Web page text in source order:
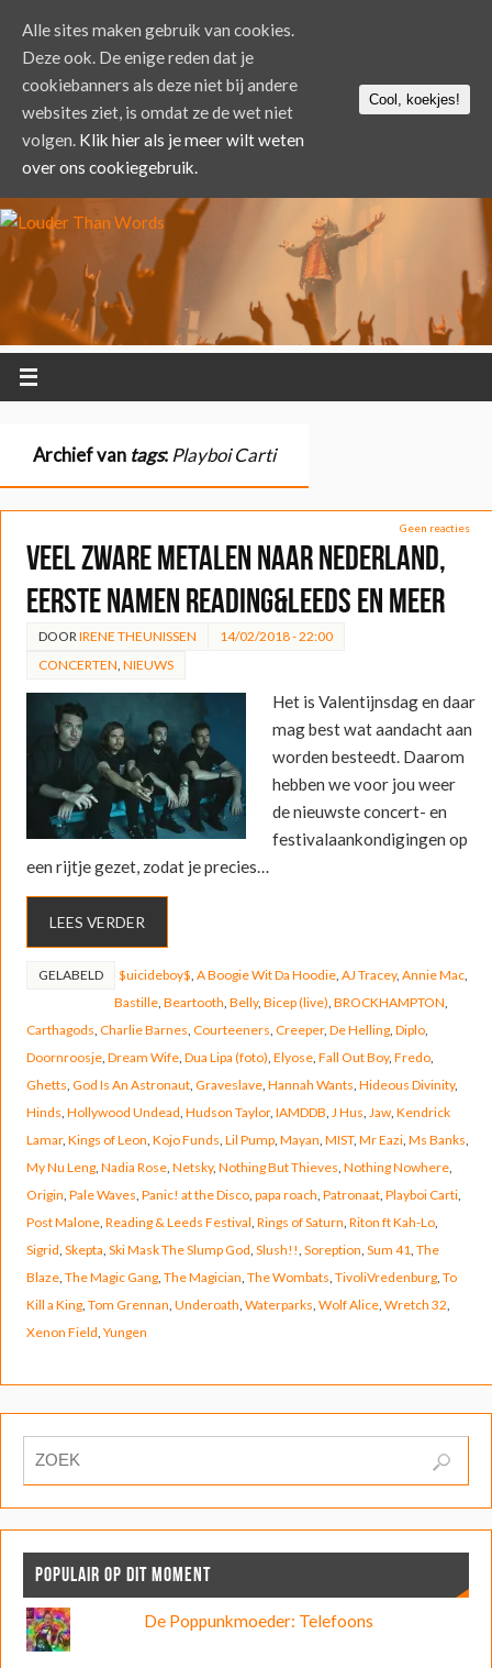
Archief van tags: Playboi Carti
Geen reacties
Veel zware metalen naar Nederland,
eerste namen Reading&Leeds en meer
DOOR IRENE THEUNISSEN
14/02/2018 - 22:00
CONCERTEN NIEUWS
Het is Valentijnsdag en daar
mag best wat aandacht aan
worden besteedt. Daarom
hebben we voor jou weer
de nieuwste concert- en
festivalaankondigingen op
een rijtje gezet, zodat je precies…
LEES VERDER
GELABELD $uicideboy$ A Boogie Wit Da Hoodie, AJ Tracey, Annie Mac,
Bastille, Beartooth Belly, Bicep (live) BROCKHAMPTON
Carthagods Charlie Barnes Courteeners Creeper, De Helling, Diplo,
Doornroosje, Dream Wife, Dua Lipa (foto) Elyose, Fall Out Boy, Fredo,
Ghetts God Is An Astronaut, Graveslave, Hannah Wants Hideous Divinity,
Hinds Hollywood Undead Hudson Taylor, IAMDDB J Hus Jaw, Kendrick
Lamar, Kings of Leon Kojo Funds Lil Pump, Mayan MIST, Mr Eazi, Ms Banks
My Nu Leng, Nadia Rose, Netsky, Nothing But Thieves Nothing Nowhere,
Origin Pale Waves Panic! at the Disco, papa roach Patronaat, Playboi Carti,
Post Malone, Reading & Leeds Festival Rings of Saturn Riton ft Kah-Lo,
Sigrid Skepta Ski Mask The Slump God Slush!! Soreption Sum 41 The
Blaze, The Magic Gang, The Magician The Wombats TivoliVredenburg, To
Kill a King, Tom Grennan Underoath Waterparks Wolf Alice, Wretch 32
Xenon Field Yungen
POPULAIR OP DIT MOMENT
De Poppunkmoeder: Telefoons
Alle sites maken gebruik van cookies.
Deze ook. De enige reden dat je
cookiebanners als deze niet bij andere
websites ziet, is omdat ze de wet niet
volgen. Klik hier als je meer wilt weten
over ons cookiegebruik.
Cool, koekjes!